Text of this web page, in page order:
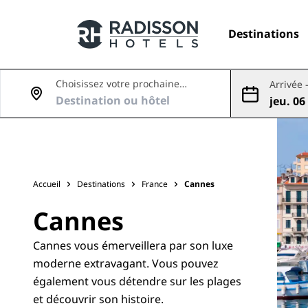
Destinations
Nos enseignes
Choisissez votre prochaine
aventure
Arrivée
jeu.
7 août
Accueil Destinations France Cannes
Cannes
Cannes vous émerveillera par son luxe
moderne extravagant. Vous pouvez
également vous détendre sur les plages
et découvrir son histoire.